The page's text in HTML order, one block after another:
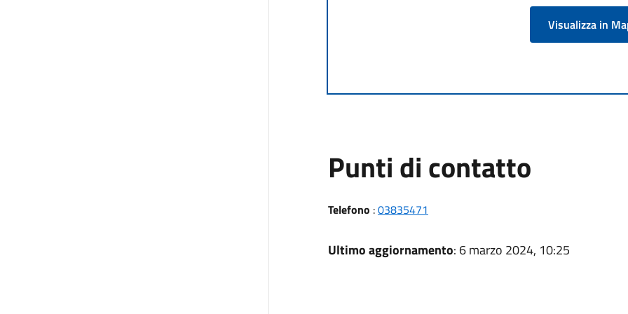
Visualizza in
Punti di contatto
Telefono :03835471
Ultimo aggiornamento: 6 marzo 2024, 10:25